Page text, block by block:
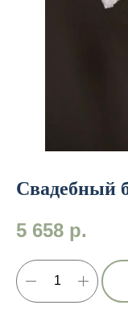
Свадебный
5 658 р.